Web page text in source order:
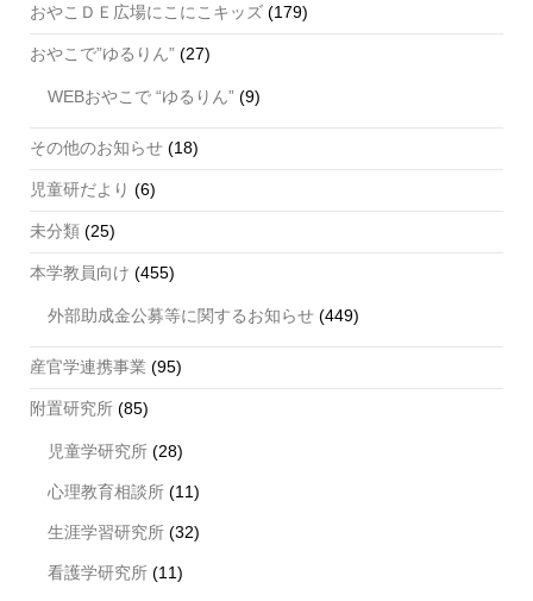
おやこＤＥ広場にこにこキッズ (179)
おやこで”ゆるりん” (27)
WEBおやこで “ゆるりん” (9)
その他のお知らせ (18)
児童研だより (6)
未分類 (25)
本学教員向け (455)
外部助成金公募等に関するお知らせ (449)
産官学連携事業 (95)
附置研究所 (85)
児童学研究所 (28)
心理教育相談所 (11)
生涯学習研究所 (32)
看護学研究所 (11)